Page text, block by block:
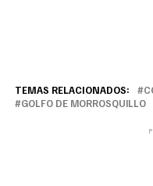
TEMAS RELACIONADOS:
GOLFO DE MORROSQUILLO